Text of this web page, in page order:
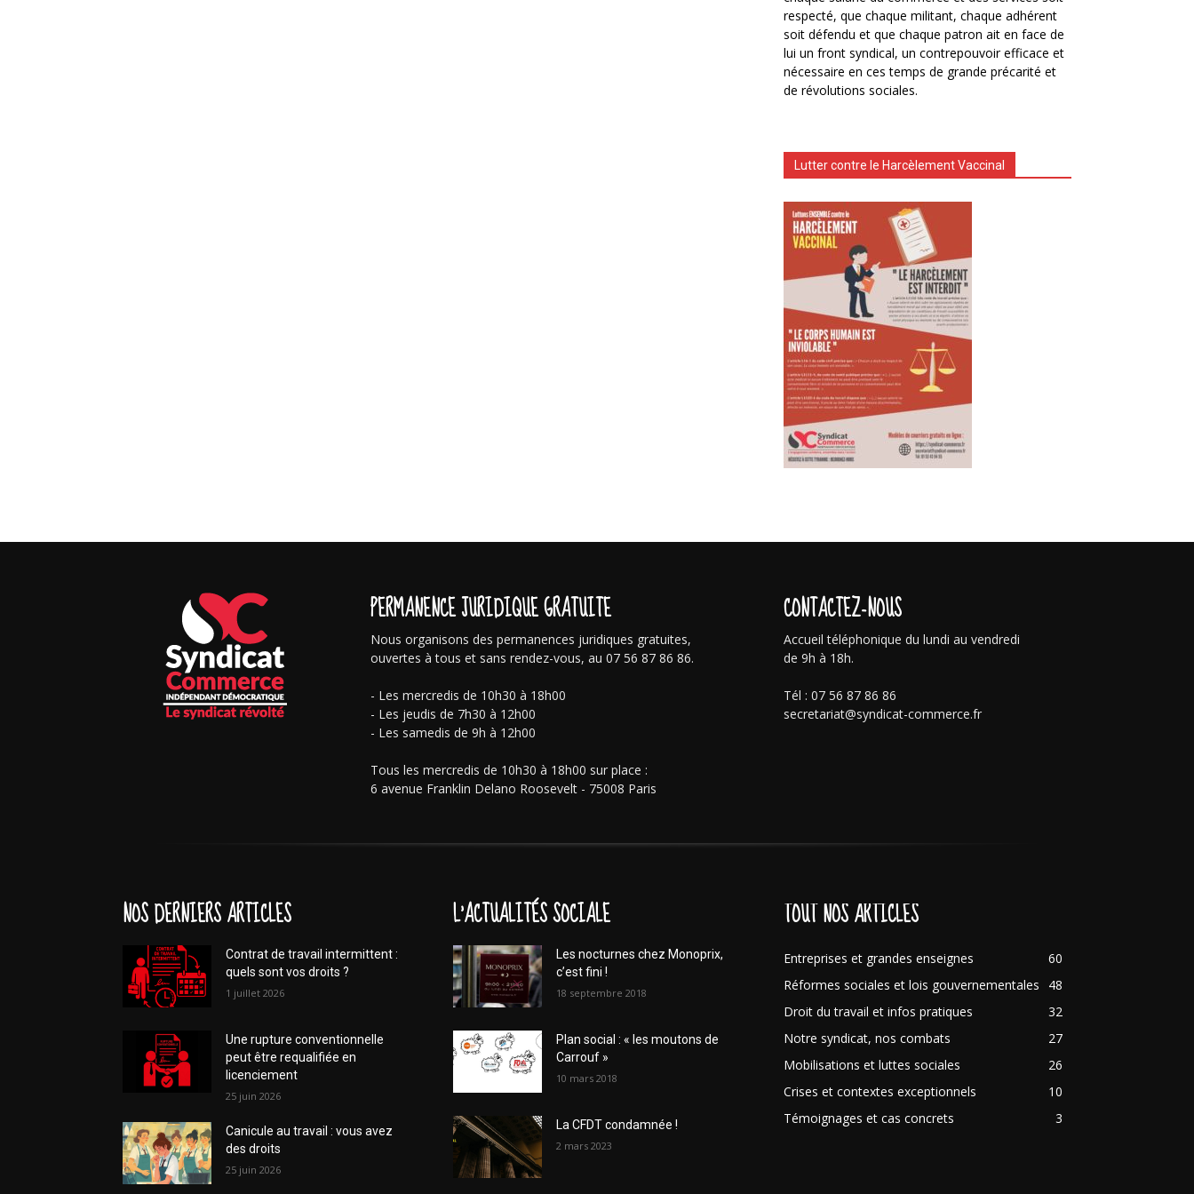
respecté, que chaque militant, chaque adhérent
soit défendu et que chaque patron ait en face de
lui un front syndical, un contrepouvoir efficace et
nécessaire en ces temps de grande précarité et
de révolutions sociales.
Lutter contre le Harcèlement Vaccinal
PERMANENCE JURIDIQUE GRATUITE
Nous organisons des permanences juridiques gratuites,
ouvertes à tous et sans rendez-vous, au 07 56 87 86 86.
- Les mercredis de 10h30 à 18h00
- Les jeudis de 7h30 à 12h00
- Les samedis de 9h à 12h00
Tous les mercredis de 10h30 à 18h00 sur place :
6 avenue Franklin Delano Roosevelt - 75008 Paris
CONTACTEZ-NOUS
Accueil téléphonique du lundi au vendredi
de 9h à 18h.
Tél : 07 56 87 86 86
secretariat@syndicat-commerce.fr
NOS DERNIERS ARTICLES
Contrat de travail intermittent :
quels sont vos droits ?
1 juillet 2026
Une rupture conventionnelle
peut être requalifiée en
licenciement
25 juin 2026
Canicule au travail : vous avez
des droits
25 juin 2026
L'ACTUALITÉS SOCIALE
Les nocturnes chez Monoprix,
c’est fini !
18 septembre 2018
Plan social : « les moutons de
Carrouf »
10 mars 2018
La CFDT condamnée !
2 mars 2023
TOUT NOS ARTICLES
Entreprises et grandes enseignes
60
Réformes sociales et lois gouvernementales
48
Droit du travail et infos pratiques
32
Notre syndicat, nos combats
27
Mobilisations et luttes sociales
26
Crises et contextes exceptionnels
10
Témoignages et cas concrets
3